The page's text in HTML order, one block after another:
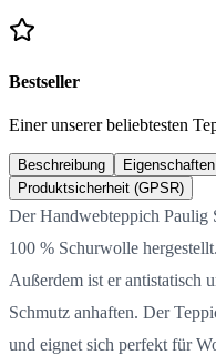
Bestseller
Einer unserer beliebtesten
Beschreibung Eigenschaften
Produktsicherheit (GPSR)
Der Handwebteppich Paulig
100 % Schurwolle
Außerdem ist er antistatisch
Schmutz anhaften. Der
und eignet sich perfekt für